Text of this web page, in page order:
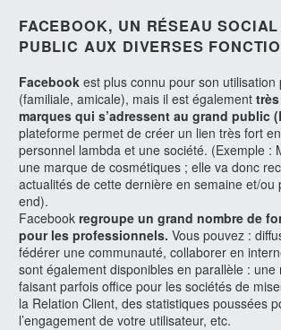
FACEBOOK, UN RÉSEAU
PUBLIC AUX DIVERSES
Facebook est plus connu pour son utilisation
(familiale, amicale), mais il est également
marques qui s’adressent au grand public
plateforme permet de créer un lien très fort
personnel lambda et une société. (Exemple :
une marque de cosmétiques ; elle va donc
actualités de cette dernière en semaine et/ou
end).
Facebook regroupe un grand nombre de
pour les professionnels. Vous pouvez :
fédérer une communauté, collaborer en
sont également disponibles en parallèle : une
faisant parfois office pour les sociétés de
la Relation Client, des statistiques poussées
l’engagement de votre utilisateur, etc.